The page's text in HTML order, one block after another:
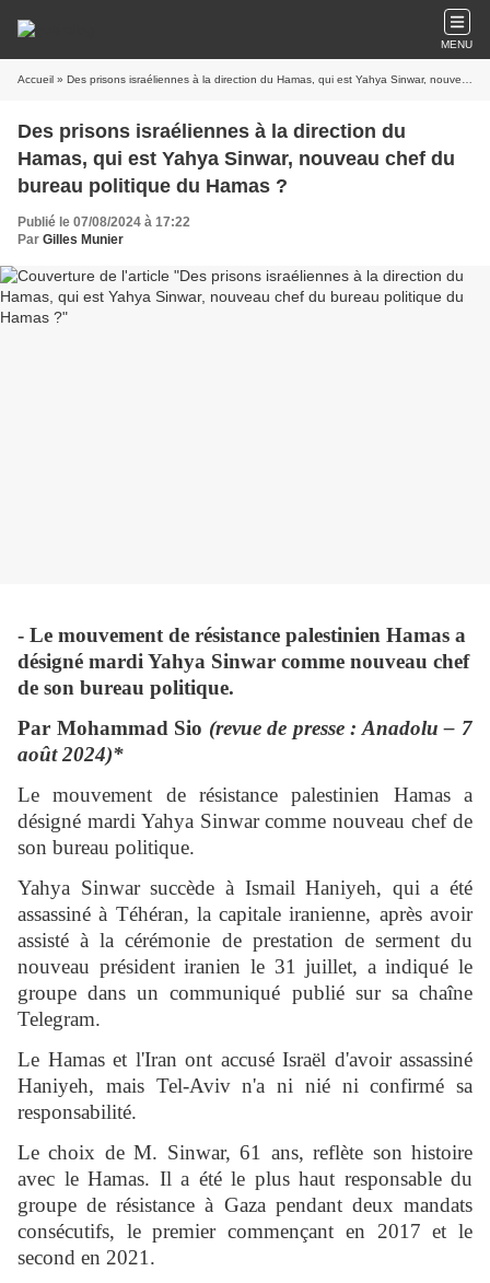
MENU
Accueil » Des prisons israéliennes à la direction du Hamas, qui est Yahya Sinwar, nouveau chef du bureau politique du Hamas ?
Des prisons israéliennes à la direction du
Hamas, qui est Yahya Sinwar, nouveau chef du
bureau politique du Hamas ?
Publié le 07/08/2024 à 17:22
Par Gilles Munier
- Le mouvement de résistance palestinien Hamas a
désigné mardi Yahya Sinwar comme nouveau chef
de son bureau politique.
Par Mohammad Sio (revue de presse : Anadolu – 7
août 2024)*
Le mouvement de résistance palestinien Hamas a
désigné mardi Yahya Sinwar comme nouveau chef de
son bureau politique.
Yahya Sinwar succède à Ismail Haniyeh, qui a été
assassiné à Téhéran, la capitale iranienne, après avoir
assisté à la cérémonie de prestation de serment du
nouveau président iranien le 31 juillet, a indiqué le
groupe dans un communiqué publié sur sa chaîne
Telegram.
Le Hamas et l'Iran ont accusé Israël d'avoir assassiné
Haniyeh, mais Tel-Aviv n'a ni nié ni confirmé sa
responsabilité.
Le choix de M. Sinwar, 61 ans, reflète son histoire
avec le Hamas. Il a été le plus haut responsable du
groupe de résistance à Gaza pendant deux mandats
consécutifs, le premier commençant en 2017 et le
second en 2021.